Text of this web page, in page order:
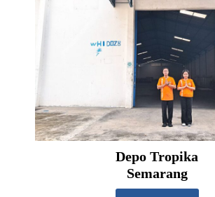
Depo Tropika
Semarang